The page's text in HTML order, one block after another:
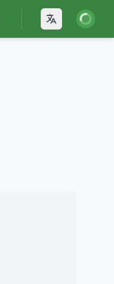
Open
Iniciar